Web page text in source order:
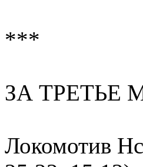
***
ЗА ТРЕТЬЕ
Локомотив